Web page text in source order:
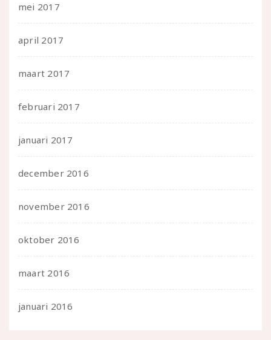
mei 2017
april 2017
maart 2017
februari 2017
januari 2017
december 2016
november 2016
oktober 2016
maart 2016
januari 2016